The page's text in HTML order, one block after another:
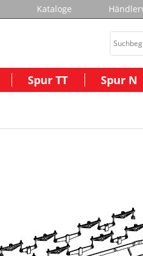
Kataloge
Spur TT Spur N